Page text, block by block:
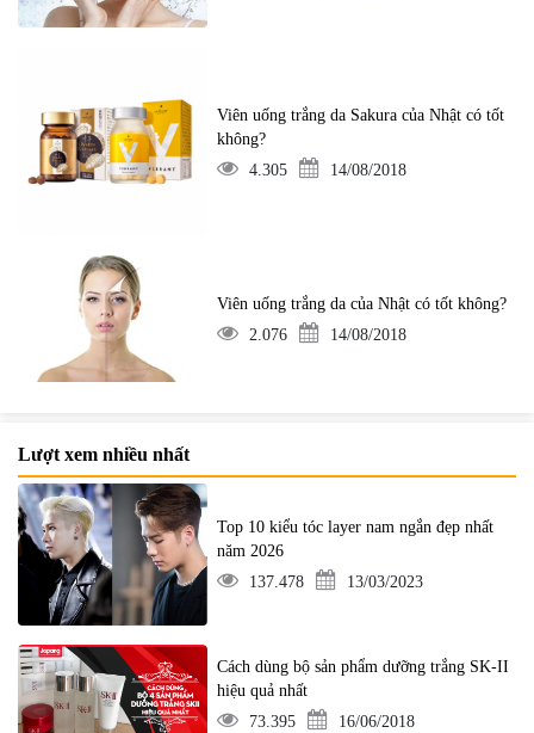
Viên uống trắng da Sakura của Nhật có tốt
không?
4.305
14/08/2018
Viên uống trắng da của Nhật có tốt không?
2.076
14/08/2018
Lượt xem nhiều nhất
Top 10 kiểu tóc layer nam ngắn đẹp nhất
năm 2026
137.478
13/03/2023
Cách dùng bộ sản phẩm dưỡng trắng SK-II
hiệu quả nhất
73.395
16/06/2018